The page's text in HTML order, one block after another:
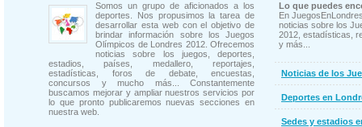
Somos un grupo de aficionados a los
deportes. Nos propusimos la tarea de
desarrollar esta web con el objetivo de
brindar información sobre los Juegos
Olímpicos de Londres 2012. Ofrecemos
noticias sobre los juegos, deportes,
estadios, países, medallero, reportajes,
estadísticas, foros de debate, encuestas,
concursos y mucho más... Constantemente
buscamos mejorar y ampliar nuestros servicios por
lo que pronto publicaremos nuevas secciones en
nuestra web.
Lo que puedes
En
noticias sobre los
2012, estadísticas,
y más...
Noticias de los
Deportes en
Sedes y estadios